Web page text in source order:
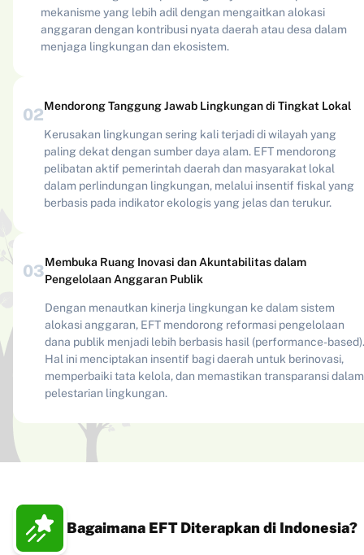
mekanisme yang lebih adil dengan mengaitkan alokasi
anggaran dengan kontribusi nyata daerah atau desa dalam
menjaga lingkungan dan ekosistem.
02Mendorong Tanggung Jawab Lingkungan di Tingkat Lokal
Kerusakan lingkungan sering kali terjadi di wilayah yang
paling dekat dengan sumber daya alam. EFT mendorong
pelibatan aktif pemerintah daerah dan masyarakat lokal
dalam perlindungan lingkungan, melalui insentif fiskal yang
berbasis pada indikator ekologis yang jelas dan terukur.
03Membuka Ruang Inovasi dan Akuntabilitas dalam
Pengelolaan Anggaran Publik
Dengan menautkan kinerja lingkungan ke dalam sistem
alokasi anggaran, EFT mendorong reformasi pengelolaan
dana publik menjadi lebih berbasis hasil (performance-based).
Hal ini menciptakan insentif bagi daerah untuk berinovasi,
memperbaiki tata kelola, dan memastikan transparansi dalam
pelestarian lingkungan.
Bagaimana EFT Diterapkan di Indonesia?